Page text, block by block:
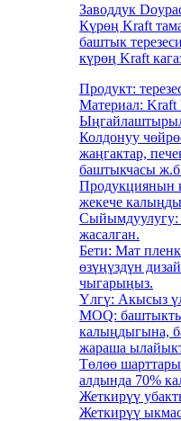
Заводдук
Күрөң Kraft
баштык
күрөң Kraft
Продукт:
Материал: Kraft
Колдонуу
жаңгактар,
баштыкчасы
Продукциянын
жекече
Сыйымдуулугу:
жасалган.
Бети: Мат
өзүңүздүн
чыгарыңыз.
Үлгү: Акысыз
MOQ:
калыңдыгына,
жараша
Төлөө
алдында 70%
Жеткирүү
Жеткирүү